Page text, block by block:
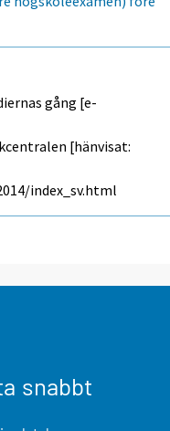
gång [e-
[hänvisat:
index_sv.html
snabbt